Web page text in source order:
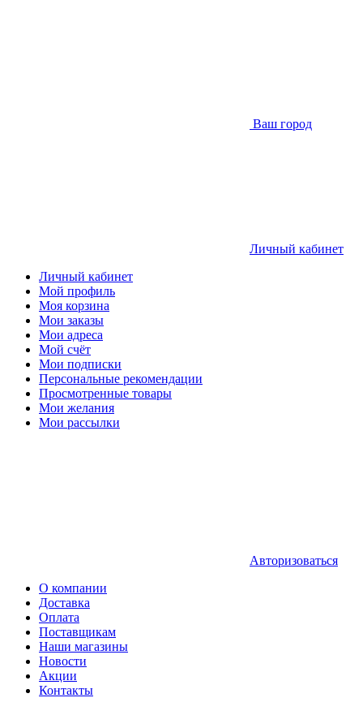
Ваш город
Личный кабинет
Личный кабинет
Мой профиль
Моя корзина
Мои заказы
Мои адреса
Мой счёт
Мои подписки
Персональные рекомендации
Просмотренные товары
Мои желания
Мои рассылки
Авторизоваться
О компании
Доставка
Оплата
Поставщикам
Наши магазины
Новости
Акции
Контакты